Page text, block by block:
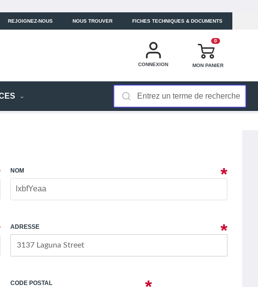
REJOIGNEZ-NOUS NOUS TROUVER FICHES TECHNIQUES & DOCUMENTS
CONNEXION
0
MON PANIER
NOM
ADRESSE
CODE POSTAL